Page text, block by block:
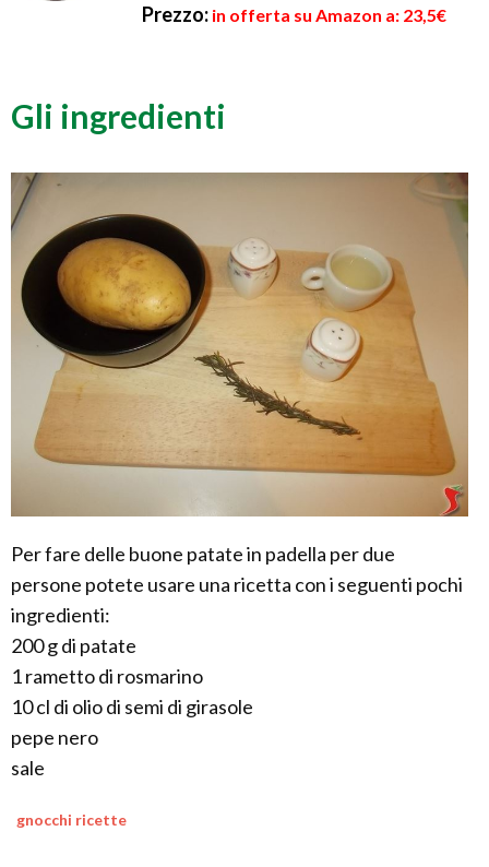
Prezzo: in offerta su Amazon a: 23,5€
Gli ingredienti
Per fare delle buone patate in padella per due
persone potete usare una ricetta con i seguenti pochi
ingredienti:
200 g di patate
1 rametto di rosmarino
10 cl di olio di semi di girasole
pepe nero
sale
gnocchi ricette